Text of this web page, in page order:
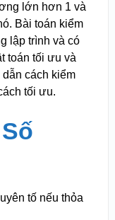
lớn hơn 1 và
Bài toán kiểm
lập trình và có
toán tối ưu và
cách kiểm
tối ưu.
tố nếu thỏa